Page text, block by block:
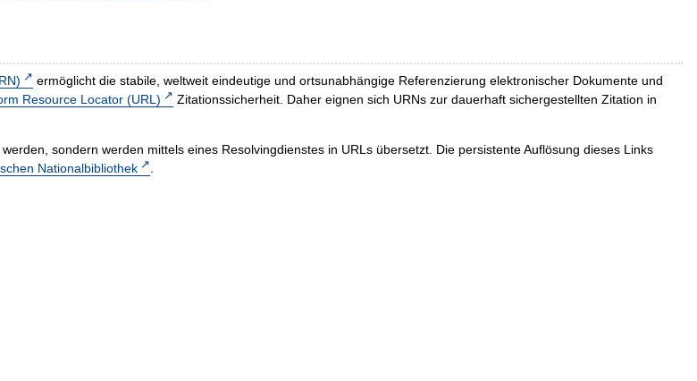
ermöglicht die stabile, weltweit eindeutige und ortsunabhängige Referenzierung elektronischer Dokumente und
Resource Locator (URL)
Zitationssicherheit. Daher eignen sich URNs zur dauerhaft sichergestellten Zitation in
sondern werden mittels eines Resolvingdienstes in URLs übersetzt. Die persistente Auflösung dieses Links
Nationalbibliothek .